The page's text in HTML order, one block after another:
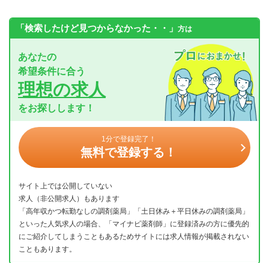
「検索したけど見つからなかった・・」 方は
あなたの
希望条件に合う
理想の求人
をお探しします！
1分で登録完了！
無料で登録する！
サイト上では公開していない
求人（非公開求人）もあります
「高年収かつ転勤なしの調剤薬局」「土日休み＋平日休みの調剤薬局」
といった人気求人の場合、「マイナビ薬剤師」に登録済みの方に優先的
にご紹介してしまうこともあるためサイトには求人情報が掲載されない
こともあります。